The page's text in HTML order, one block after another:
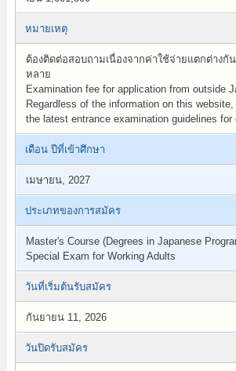
หมายเหตุ
ต้องติดต่อสอบถามเนื่องจากค่าใช้จ่ายแตกต่างกั
หลาย
Examination fee for application from outside
Regardless of the information on this
the latest entrance examination guidelines for
เดือน ปีที่เข้าศึกษา
เมษายน, 2027
ประเภทของการสมัคร
Master's Course (Degrees in Japanese
Special Exam for Working Adults
วันที่เริ่มต้นรับสมัคร
กันยายน 11, 2026
วันปิดรับสมัคร